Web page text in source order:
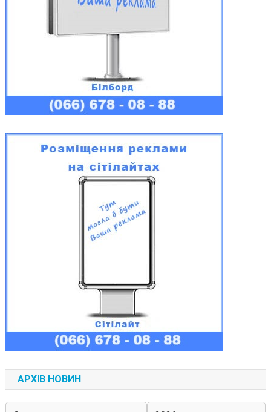
АРХІВ НОВИН